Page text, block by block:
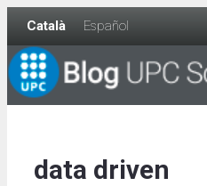
Skip
content
Català Español
data driven